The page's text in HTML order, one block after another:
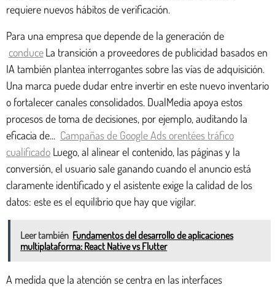
requiere nuevos hábitos de verificación.
Para una empresa que depende de la generación de
conduce La transición a proveedores de publicidad basados en
IA también plantea interrogantes sobre las vías de adquisición.
Una marca puede dudar entre invertir en este nuevo inventario
o fortalecer canales consolidados. DualMedia apoya estos
procesos de toma de decisiones, por ejemplo, auditando la
eficacia de... Campañas de Google Ads orentées tráfico
cualificado Luego, al alinear el contenido, las páginas y la
conversión, el usuario sale ganando cuando el anuncio está
claramente identificado y el asistente exige la calidad de los
datos: este es el equilibrio que hay que vigilar.
Leer también Fundamentos del desarrollo de aplicaciones
multiplataforma: React Native vs Flutter
A medida que la atención se centra en las interfaces